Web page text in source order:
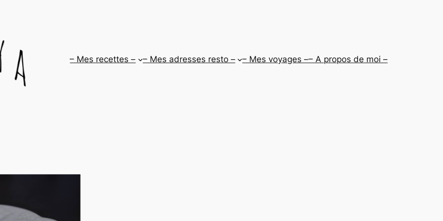
– Mes recettes – – Mes adresses resto – – Mes voyages –– A propos de moi –